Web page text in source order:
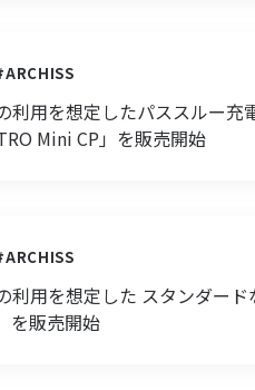
利用を想定したパススルー充
Mini CP」を販売開始
利用を想定した スタンダー
を販売開始